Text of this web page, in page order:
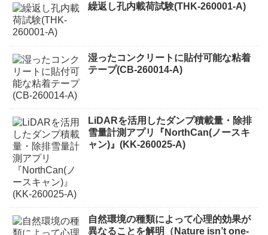
繰返し孔内載荷試験(THK-260001-A)
湿ったコンクリートに貼付可能な粘着
テープ(CB-260014-A)
LiDARを活用したダンプ積載量・除排
雪量計測アプリ『NorthCan(ノースキ
ャン)』(KK-260025-A)
自然環境の種類によって心理的効果が
異なることを解明（Nature isn’t one-